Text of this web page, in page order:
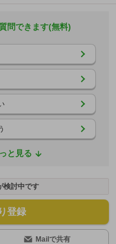
問できます(無料)
と見る
検討中です
登録
Mailで共有